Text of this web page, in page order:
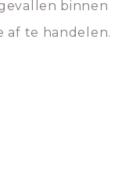
binnen
af te handelen.